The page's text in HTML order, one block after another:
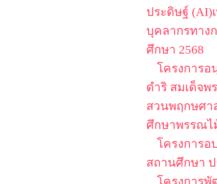
ประดิษฐ์ (AI)
บุคลากรทาง
ศึกษา 2568
โครงการอ
ดำริ สมเด็จพ
สวนพฤกษศา
ศึกษาพรรณไ
โครงการอ
สถานศึกษา ป
โครงการพั